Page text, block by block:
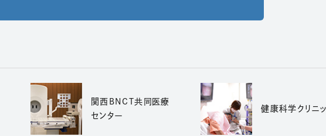
関西BNCT共同医療
センター
（別ウィンドウで開きます）
健康科学クリニ
（別ウィンドウで開きます）